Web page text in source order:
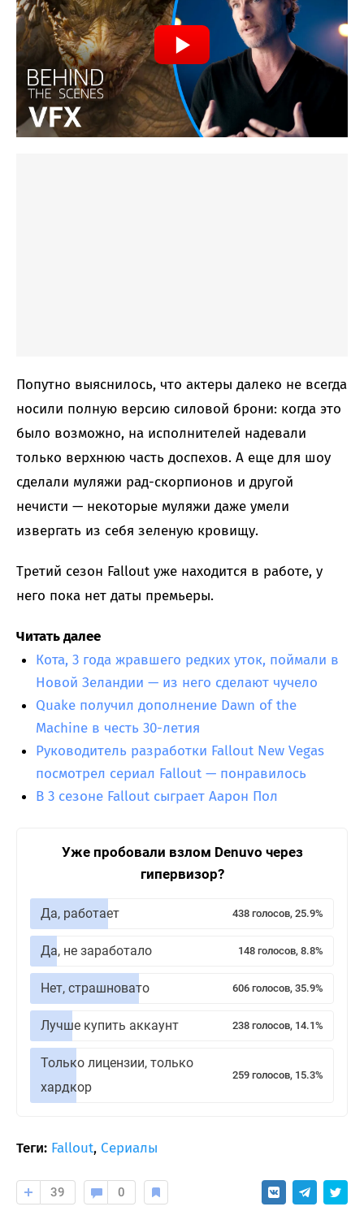
Попутно выяснилось, что актеры далеко не всегда
носили полную версию силовой брони: когда это
было возможно, на исполнителей надевали
только верхнюю часть доспехов. А еще для шоу
сделали муляжи рад-скорпионов и другой
нечисти — некоторые муляжи даже умели
извергать из себя зеленую кровищу.
Третий сезон Fallout уже находится в работе, у
него пока нет даты премьеры.
Читать далее
Кота, 3 года жравшего редких уток, поймали в
Новой Зеландии — из него сделают чучело
Quake получил дополнение Dawn of the
Machine в честь 30-летия
Руководитель разработки Fallout New Vegas
посмотрел сериал Fallout — понравилось
В 3 сезоне Fallout сыграет Аарон Пол
Уже пробовали взлом Denuvo через
гипервизор?
Да, работает 438 голосов, 25.9%
Да, не заработало 148 голосов, 8.8%
Нет, страшновато 606 голосов, 35.9%
Лучше купить аккаунт 238 голосов, 14.1%
Только лицензии, только
хардкор
259 голосов, 15.3%
Теги: Fallout, Сериалы
39 0